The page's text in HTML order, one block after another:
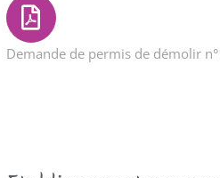
Demande de permis de démolir